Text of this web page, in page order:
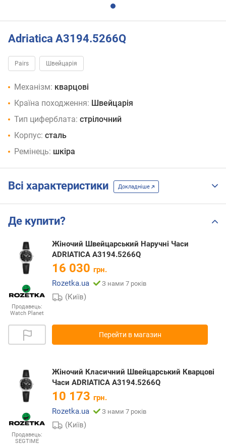
Adriatica A3194.5266Q
Pairs Швейцарія
Механізм: кварцові
Країна походження: Швейцарія
Тип циферблата: стрілочний
Корпус: сталь
Ремінець: шкіра
Всі характеристики Докладніше
Де купити?
Продавець:
Watch Planet
Жіночий Швейцарський Наручні Часи
ADRIATICA A3194.5266Q
16 030 грн.
Rozetka.ua
З нами 7 років
(Київ)
Перейти в магазин
Продавець:
SEGTIME
Жіночий Класичний Швейцарський Кварцові
Часи ADRIATICA A3194.5266Q
10 173 грн.
Rozetka.ua
З нами 7 років
(Київ)